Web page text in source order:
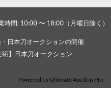
時間: 10:00 〜 18:00（月曜日除く）
日本刀オークションの開催
】日本刀オークション
Powered by Ultimate Auction Pro